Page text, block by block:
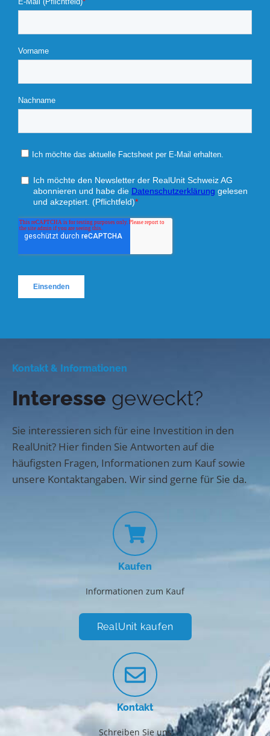
Kontakt & Informationen
Interesse geweckt?
Sie interessieren sich für eine Investition in den
RealUnit? Hier finden Sie Antworten auf die
häufigsten Fragen, Informationen zum Kauf sowie
unsere Kontaktangaben. Wir sind gerne für Sie da.
Kaufen
Informationen zum Kauf
RealUnit kaufen
Kontakt
Schreiben Sie uns